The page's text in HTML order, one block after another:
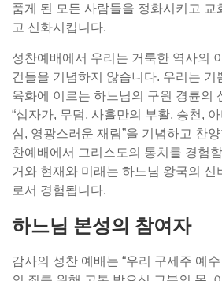
품게 된 모든 사람들을 정화시키고 교
고 신화시킵니다.
성찬예배에서 우리는 거룩한 역사의
건들을 기념하지 않습니다. 우리는 기
육화에 이르는 하느님의 구원 경륜의
“십자가, 무덤, 사흘만의 부활, 승천,
심, 영광스러운 재림”을 기념하고 찬
찬예배에서 그리스도의 통치를 경험
거와 현재와 미래는 하느님 왕국의 신
로서 경험됩니다.
하느님 본성의 참여자
감사의 성찬 예배는 “우리 구세주 예